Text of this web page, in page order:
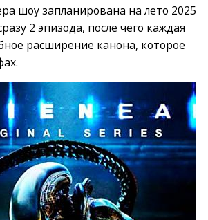
шоу запланирована на лето 2025
2 эпизода, после чего каждая
расширение канона, которое